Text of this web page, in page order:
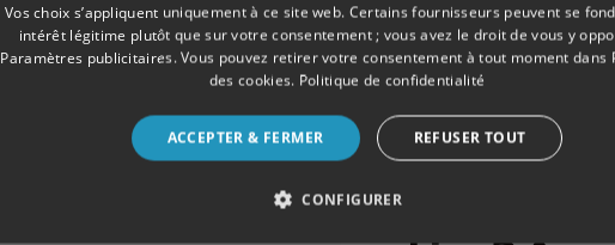
Gym Santé
Et si vous
pratiquiez le
yoga avec
Vos choix s’appliquent uniquement à ce site web. Certains fournisseurs peuvent se
intérêt légitime plutôt que sur votre consentement ; vous avez le droit de vous y
Paramètres publicitaires. Vous pouvez retirer votre consentement à tout moment dans
des cookies. Politique de confidentialité
ACCEPTER & FERMER REFUSER TOUT
CONFIGURER